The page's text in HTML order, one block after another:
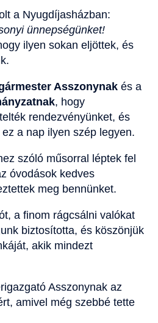
a Nyugdíjasházban:
ünnepségünket!
ilyen sokan eljöttek, és
Asszonynak és a
, hogy
rendezvényünket, és
a nap ilyen szép legyen.
szóló műsorral léptek fel
óvodások kedves
meg bennünket.
a finom rágcsálni valókat
biztosította, és köszönjük
akik mindezt
Asszonynak az
amivel még szebbé tette